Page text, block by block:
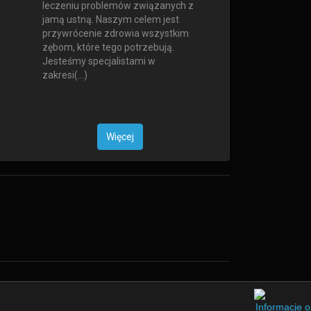
leczeniu problemów związanych z
jamą ustną. Naszym celem jest
przywrócenie zdrowia wszystkim
zębom, które tego potrzebują.
Jesteśmy specjalistami w
zakresi(...)
Więcej